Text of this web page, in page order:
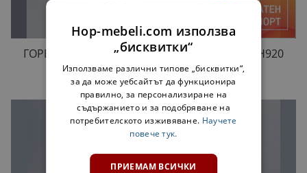
ГОРЕН ШКАФ МИЛАНА B80 БЯЛА КОПРИНА H920
175,00 €
Hop-mebeli.com използва
„бисквитки“
Използваме различни типове „бисквитки“,
за да може уебсайтът да функционира
правилно, за персонализиране на
съдържанието и за подобряване на
потребителското изживяване. Научете
повече тук.
ПРИЕМАМ ВСИЧКИ